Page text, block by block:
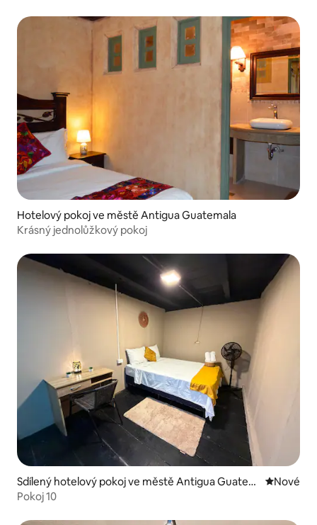
Hotelový pokoj ve městě Antigua Guatemala
Krásný jednolůžkový pokoj
Sdílený hotelový pokoj ve městě Antigua Guatem
ala
Nové
Nové
Pokoj 10